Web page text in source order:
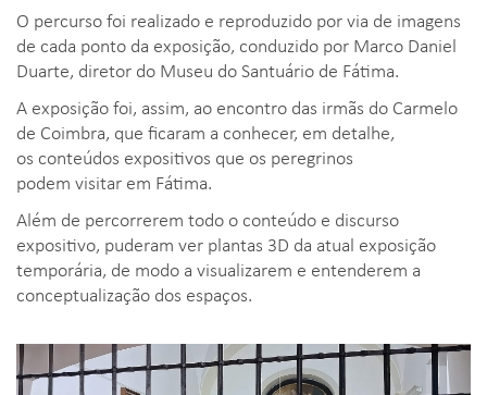
O percurso foi realizado e reproduzido por via de imagens
de cada ponto da exposição, conduzido por Marco Daniel
Duarte, diretor do Museu do Santuário de Fátima.
A exposição foi, assim, ao encontro das irmãs do Carmelo
de Coimbra, que ficaram a conhecer, em detalhe,
os conteúdos expositivos que os peregrinos
podem visitar em Fátima.
Além de percorrerem todo o conteúdo e discurso
expositivo, puderam ver plantas 3D da atual exposição
temporária, de modo a visualizarem e entenderem a
conceptualização dos espaços.